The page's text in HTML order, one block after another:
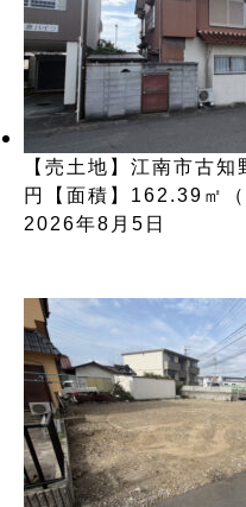
【売土地】江南市古
円【面積】162.39㎡
2026年8月5日